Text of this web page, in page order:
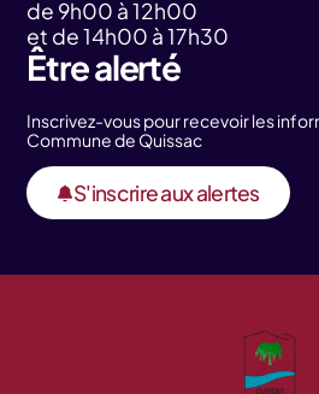
de 9h00 à 12h00
et de 14h00 à 17h30
Être alerté
Inscrivez-vous pour recevoir les
Commune de Quissac
S'inscrire aux alertes